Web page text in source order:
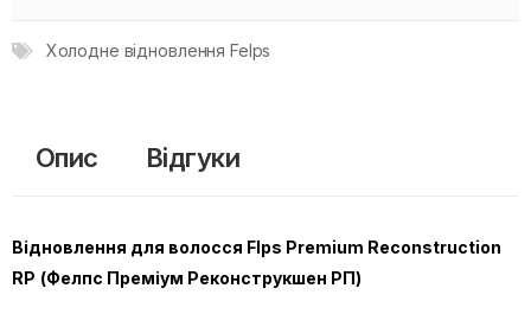
Холодне відновлення Felps
Опис Відгуки
Відновлення для волосся Flps Premium Reconstruction
RP (Фелпс Преміум Реконструкшен РП)